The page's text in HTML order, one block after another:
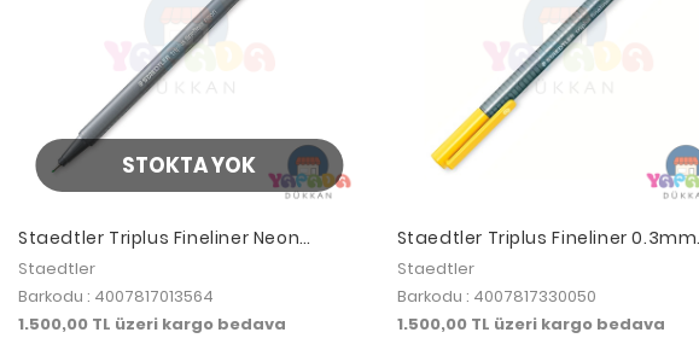
STOKTA YOK
Staedtler Triplus Fineliner Neon
0.3mm Neon Green
Staedtler
Barkodu : 4007817013564
1.500,00 TL üzeri kargo bedava
Staedtler Triplus Fineliner 0.3mm
Light Yellow 334-10
Staedtler
Barkodu : 4007817330050
1.500,00 TL üzeri kargo bedava